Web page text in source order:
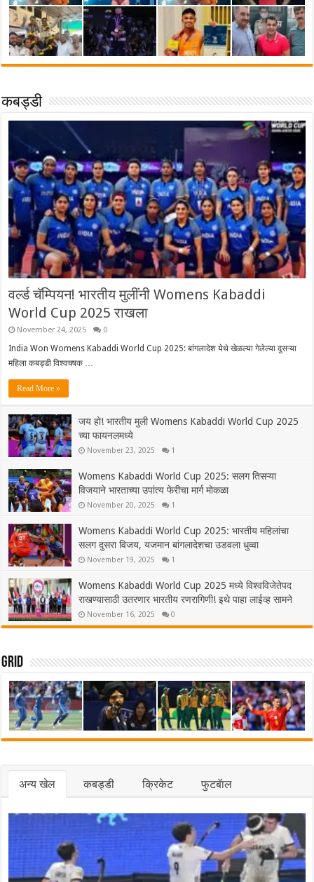
कबड्डी
वर्ल्ड चॅम्पियन! भारतीय मुलींनी Womens Kabaddi
World Cup 2025 राखला
November 24, 2025 0
India Won Womens Kabaddi World Cup 2025: बांगलादेश येथे खेळल्या गेलेल्या दुसऱ्या
महिला कबड्डी विश्वचषक …
Read More »
जय हो! भारतीय मुली Womens Kabaddi World Cup 2025
च्या फायनलमध्ये
November 23, 2025 1
Womens Kabaddi World Cup 2025: सलग तिसऱ्या
विजयाने भारताच्या उपांत्य फेरीचा मार्ग मोकळा
November 20, 2025 1
Womens Kabaddi World Cup 2025: भारतीय महिलांचा
सलग दुसरा विजय, यजमान बांगलादेशचा उडवला धुव्वा
November 19, 2025 1
Womens Kabaddi World Cup 2025 मध्ये विश्वविजेतेपद
राखण्यासाठी उतरणार भारतीय रणरागिणी! इथे पाहा लाईव्ह सामने
November 16, 2025 0
Grid
अन्य खेल कबड्डी क्रिकेट फुटबॅाल